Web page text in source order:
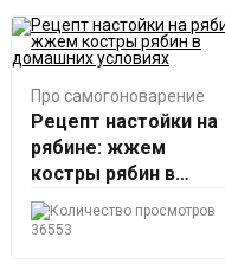
Про самогоноварение
Рецепт настойки на
рябине: жжем
костры рябин в
домашних условиях
36553